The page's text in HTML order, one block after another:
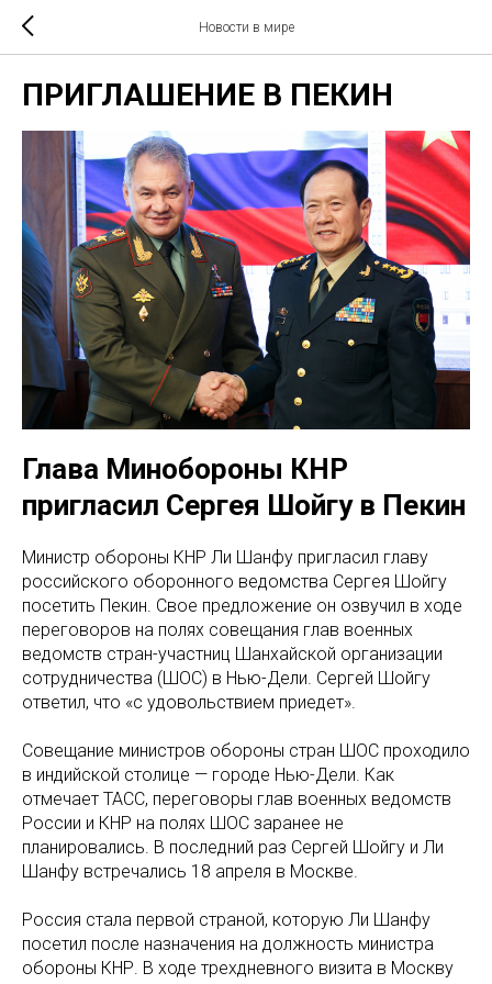
Новости в мире
ПРИГЛАШЕНИЕ В ПЕКИН
Глава Минобороны КНР
пригласил Сергея Шойгу в Пекин
Министр обороны КНР Ли Шанфу пригласил главу
российского оборонного ведомства Сергея Шойгу
посетить Пекин. Свое предложение он озвучил в ходе
переговоров на полях совещания глав военных
ведомств стран-участниц Шанхайской организации
сотрудничества (ШОС) в Нью-Дели. Сергей Шойгу
ответил, что «с удовольствием приедет».
Совещание министров обороны стран ШОС проходило
в индийской столице — городе Нью-Дели. Как
отмечает ТАСС, переговоры глав военных ведомств
России и КНР на полях ШОС заранее не
планировались. В последний раз Сергей Шойгу и Ли
Шанфу встречались 18 апреля в Москве.
Россия стала первой страной, которую Ли Шанфу
посетил после назначения на должность министра
обороны КНР. В ходе трехдневного визита в Москву